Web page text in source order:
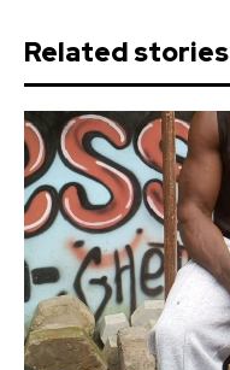
Related stories